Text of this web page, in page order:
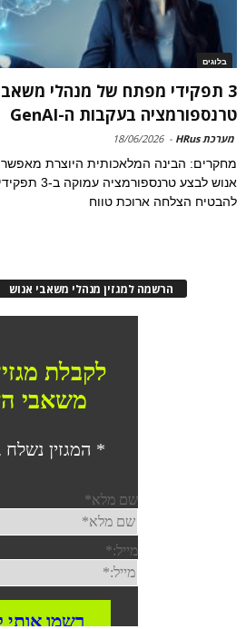
בלוגים
3 תפקידי מפתח של מנהלי
טרנספורמציה בעקבות ה-GenAI
מערכת HRus -
18/06/2026
מחקרים: הבינה המלאכותית היוצרת
אנוש לבצע
להבטיח הצלחה ארוכת טווח
הרשמה למגזין מנהלי משאבי אנוש